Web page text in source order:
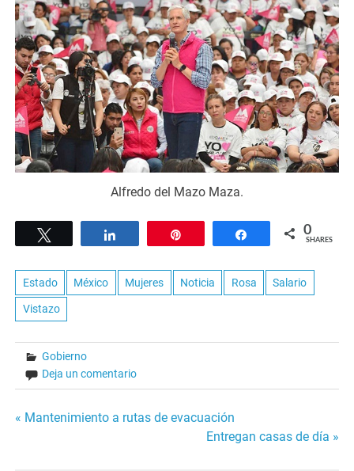
Alfredo del Mazo Maza.
Share 0
SHARES
Estado México Mujeres Noticia Rosa Salario
Vistazo
Gobierno
Deja un comentario
Navegación
« Mantenimiento a rutas de evacuación
Entregan casas de día »